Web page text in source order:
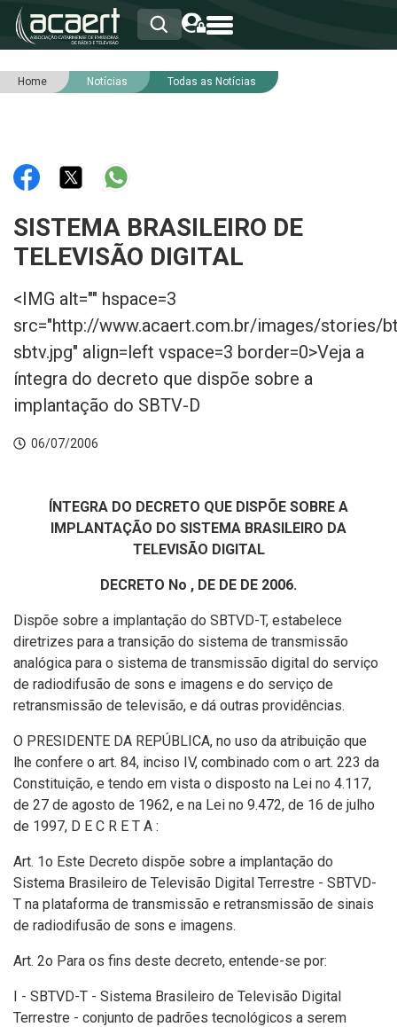
HOME
RNA
NOTÍCIAS
INTEGRIDADE
Home Notícias Todas as Notícias
SISTEMA BRASILEIRO DE
TELEVISÃO DIGITAL
<IMG alt="" hspace=3
src="http://www.acaert.com.br/images/stories/
sbtv.jpg" align=left vspace=3 border=0>Veja a
íntegra do decreto que dispõe sobre a
implantação do SBTV-D
06/07/2006
ÍNTEGRA DO DECRETO QUE DISPÕE SOBRE A
IMPLANTAÇÃO DO SISTEMA BRASILEIRO DA
TELEVISÃO DIGITAL
DECRETO No , DE DE DE 2006.
Dispõe sobre a implantação do SBTVD-T, estabelece
diretrizes para a transição do sistema de transmissão
analógica para o sistema de transmissão digital do serviço
de radiodifusão de sons e imagens e do serviço de
retransmissão de televisão, e dá outras providências.
O PRESIDENTE DA REPÚBLICA, no uso da atribuição que
lhe confere o art. 84, inciso IV, combinado com o art. 223 da
Constituição, e tendo em vista o disposto na Lei no 4.117,
de 27 de agosto de 1962, e na Lei no 9.472, de 16 de julho
de 1997, D E C R E T A :
Art. 1o Este Decreto dispõe sobre a implantação do
Sistema Brasileiro de Televisão Digital Terrestre - SBTVD-
T na plataforma de transmissão e retransmissão de sinais
de radiodifusão de sons e imagens.
Art. 2o Para os fins deste decreto, entende-se por:
I - SBTVD-T - Sistema Brasileiro de Televisão Digital
Terrestre - conjunto de padrões tecnológicos a serem